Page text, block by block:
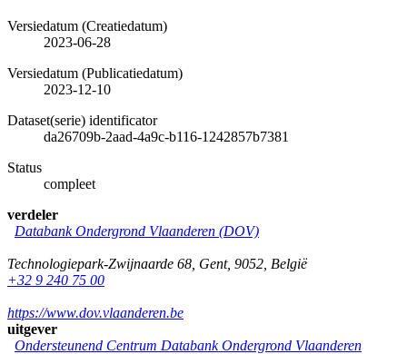
Versiedatum (Creatiedatum)
2023-06-28
Versiedatum (Publicatiedatum)
2023-12-10
Dataset(serie) identificator
da26709b-2aad-4a9c-b116-1242857b7381
Status
compleet
verdeler
Databank Ondergrond Vlaanderen (DOV)
Technologiepark-Zwijnaarde 68 Gent, 9052 België
+32 9 240 75 00
https://www.dov.vlaanderen.be
uitgever
Ondersteunend Centrum Databank Ondergrond Vlaanderen